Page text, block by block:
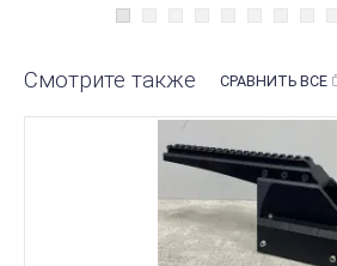
Смотрите также СРАВНИТЬ ВСЕ